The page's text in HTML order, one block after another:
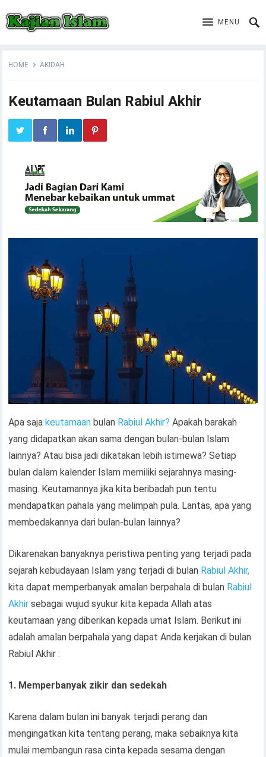
MENU
HOME AKIDAH
Keutamaan Bulan Rabiul Akhir
Apa saja keutamaan bulan Rabiul Akhir?Apakah barakah
yang didapatkan akan sama dengan bulan-bulan Islam
lainnya? Atau bisa jadi dikatakan lebih istimewa? Setiap
bulan dalam kalender Islam memiliki sejarahnya masing-
masing. Keutamannya jika kita beribadah pun tentu
mendapatkan pahala yang melimpah pula. Lantas, apa yang
membedakannya dari bulan-bulan lainnya?
Dikarenakan banyaknya peristiwa penting yang terjadi pada
sejarah kebudayaan Islam yang terjadi di bulan Rabiul Akhir,
kita dapat memperbanyak amalan berpahala di bulan Rabiul
Akhirsebagai wujud syukur kita kepada Allah atas
keutamaan yang diberikan kepada umat Islam. Berikut ini
adalah amalan berpahala yang dapat Anda kerjakan di bulan
Rabiul Akhir :
1. Memperbanyak zikir dan sedekah
Karena dalam bulan ini banyak terjadi perang dan
mengingatkan kita tentang perang, maka sebaiknya kita
mulai membangun rasa cinta kepada sesama dengan